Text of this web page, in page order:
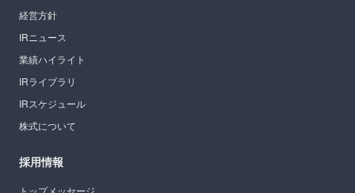
経営方針
IRニュース
業績ハイライト
IRライブラリ
IRスケジュール
株式について
採用情報
トップメッセージ